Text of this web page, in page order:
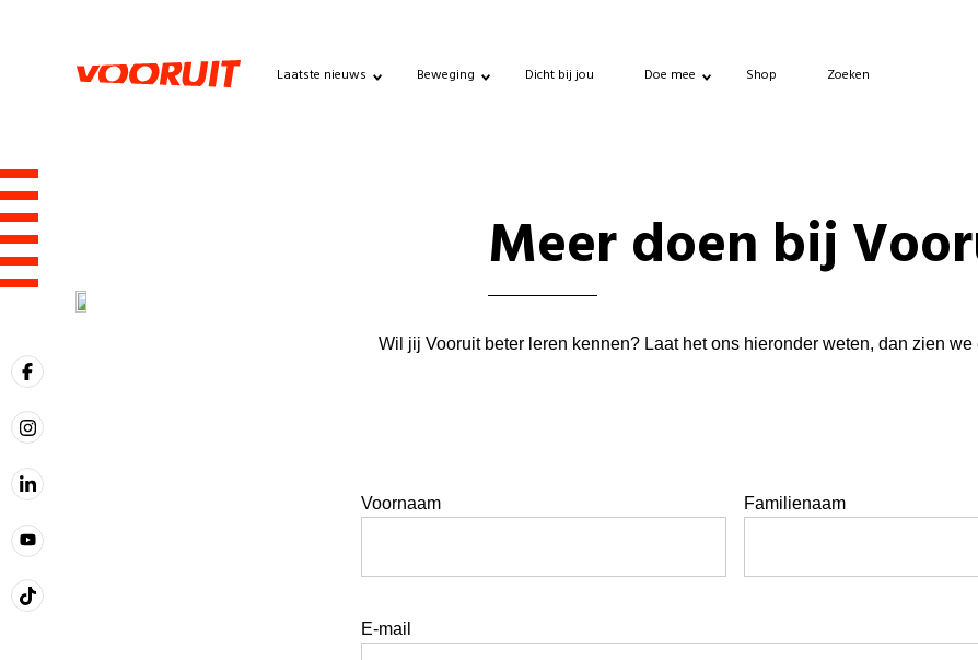
Laatste nieuws Beweging Dicht bij jou Doe mee Shop Zoeken
Meer doen bij
Wil jij Vooruit beter leren kennen? Laat het ons hieronder weten, dan zien we
Voornaam Familienaam
E-mail